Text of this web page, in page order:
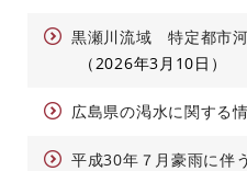
黒瀬川流域 特定都市
2026年3月10日
広島県の渇水に関する
平成30年７月豪雨に伴